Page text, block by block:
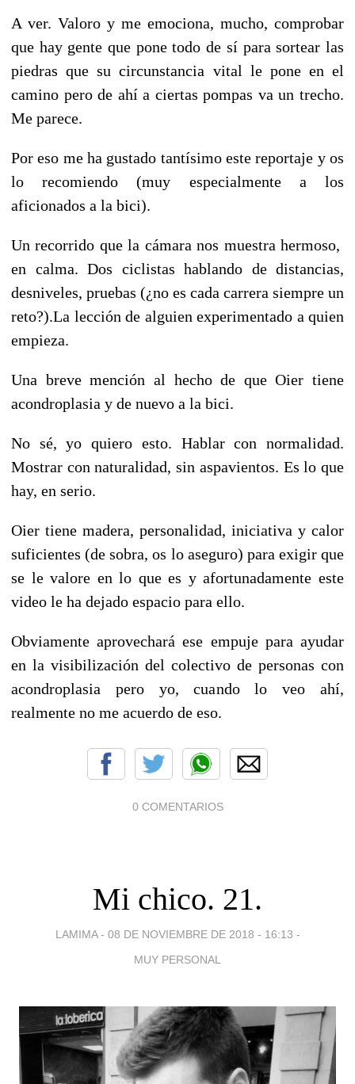
A ver. Valoro y me emociona, mucho, comprobar
que hay gente que pone todo de sí para sortear las
piedras que su circunstancia vital le pone en el
camino pero de ahí a ciertas pompas va un trecho.
Me parece.
Por eso me ha gustado tantísimo este reportaje y os
lo recomiendo (muy especialmente a los
aficionados a la bici).
Un recorrido que la cámara nos muestra hermoso,
en calma. Dos ciclistas hablando de distancias,
desniveles, pruebas (¿no es cada carrera siempre un
reto?).La lección de alguien experimentado a quien
empieza.
Una breve mención al hecho de que Oier tiene
acondroplasia y de nuevo a la bici.
No sé, yo quiero esto. Hablar con normalidad.
Mostrar con naturalidad, sin aspavientos. Es lo que
hay, en serio.
Oier tiene madera, personalidad, iniciativa y calor
suficientes (de sobra, os lo aseguro) para exigir que
se le valore en lo que es y afortunadamente este
video le ha dejado espacio para ello.
Obviamente aprovechará ese empuje para ayudar
en la visibilización del colectivo de personas con
acondroplasia pero yo, cuando lo veo ahí,
realmente no me acuerdo de eso.
0 COMENTARIOS
Mi chico. 21.
LAMIMA - 08 DE NOVIEMBRE DE 2018 - 16:13 -
MUY PERSONAL